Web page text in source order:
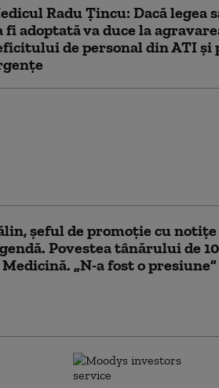
Radu Țincu: Dacă legea
fi adoptată va duce la
de personal din ATI
șeful de promoție cu
Povestea tânărului de
„N-a fost o presiune”